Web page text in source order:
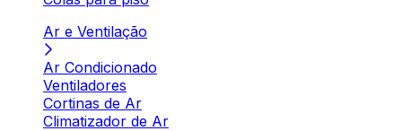
Ar e Ventilação
Ar Condicionado
Ventiladores
Cortinas de Ar
Climatizador de Ar